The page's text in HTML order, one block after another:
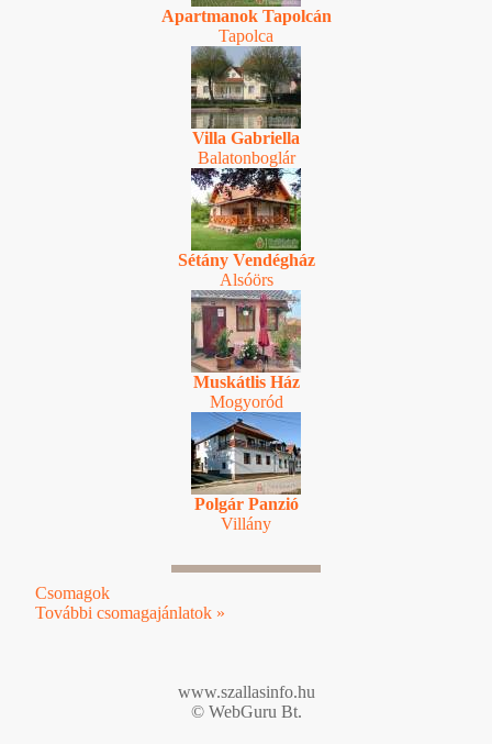
Apartmanok Tapolcán
Tapolca
Villa Gabriella
Balatonboglár
Sétány Vendégház
Alsóörs
Muskátlis Ház
Mogyoród
Polgár Panzió
Villány
Csomagok
További csomagajánlatok »
www.szallasinfo.hu
© WebGuru Bt.